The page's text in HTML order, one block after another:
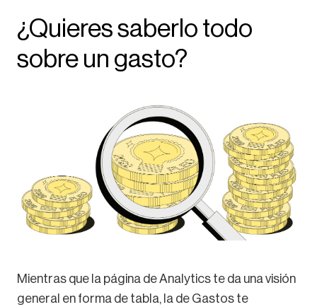
¿Quieres saberlo todo
sobre un gasto?
Mientras que la página de Analytics te da una visión
general en forma de tabla, la de Gastos te